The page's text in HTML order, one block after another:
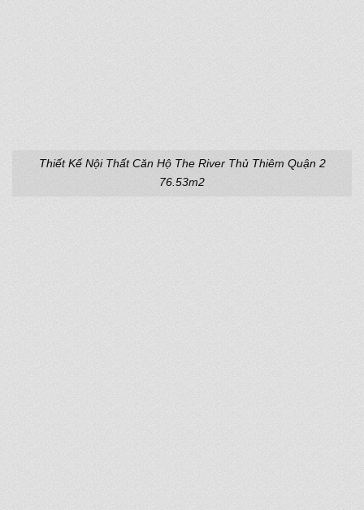
Thiết Kế Nội Thất Căn Hộ The River Thủ Thiêm Quận 2
76.53m2